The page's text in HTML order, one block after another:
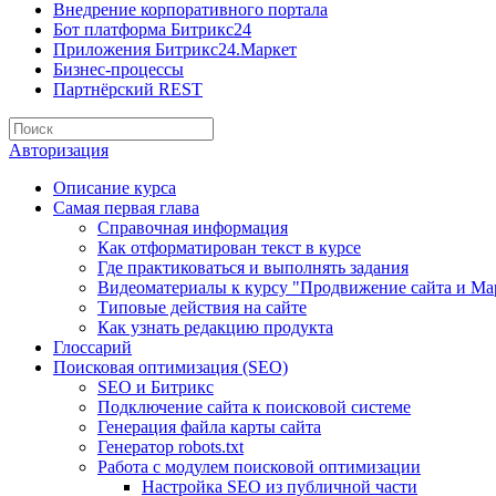
Внедрение корпоративного портала
Бот платформа Битрикс24
Приложения Битрикс24.Маркет
Бизнес-процессы
Партнёрский REST
Авторизация
Описание курса
Самая первая глава
Справочная информация
Как отформатирован текст в курсе
Где практиковаться и выполнять задания
Видеоматериалы к курсу "Продвижение сайта и
Типовые действия на сайте
Как узнать редакцию продукта
Глоссарий
Поисковая оптимизация (SEO)
SEO и Битрикс
Подключение сайта к поисковой системе
Генерация файла карты сайта
Генератор robots.txt
Работа с модулем поисковой оптимизации
Настройка SEO из публичной части